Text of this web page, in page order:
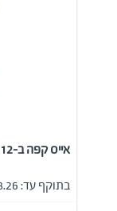
אייס קפה ב-12 ₪
בתוקף עד: 31.08.26